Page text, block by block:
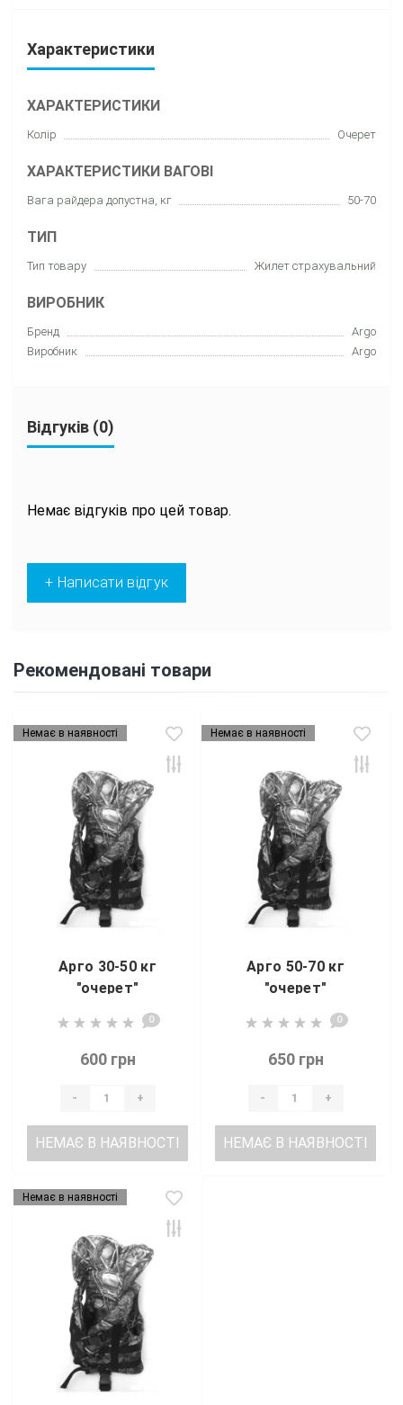
Характеристики
ХАРАКТЕРИСТИКИ
Колір Очерет
ХАРАКТЕРИСТИКИ ВАГОВІ
Вага райдера допустна, кг 50-70
ТИП
Тип товару Жилет страхувальний
ВИРОБНИК
Бренд
Argo
Виробник
Argo
Відгуків (0)
Немає відгуків про цей товар.
+ Написати відгук
Рекомендовані товари
Немає в наявності
Арго 30-50 кг
"очерет"
0
600 грн
- +
НЕМАЄ В НАЯВНОСТІ
Немає в наявності
Арго 50-70 кг
"очерет"
0
650 грн
- +
НЕМАЄ В НАЯВНОСТІ
Немає в наявності